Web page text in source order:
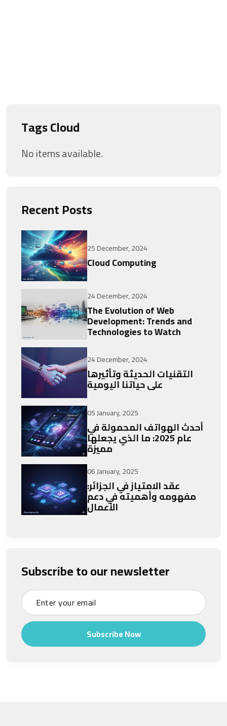
Tags Cloud
No items available.
Recent Posts
25 December, 2024
Cloud Computing
24 December, 2024
The Evolution of Web
Development: Trends and
Technologies to Watch
24 December, 2024
التقنيات الحديثة وتأثيرها
على حياتنا اليومية
05 January, 2025
أحدث الهواتف المحمولة في
عام 2025: ما الذي يجعلها
مميزة
06 January, 2025
عقد الامتياز في الجزائر:
مفهومه وأهميته في دعم
الأعمال
Subscribe to our newsletter
Subscribe Now